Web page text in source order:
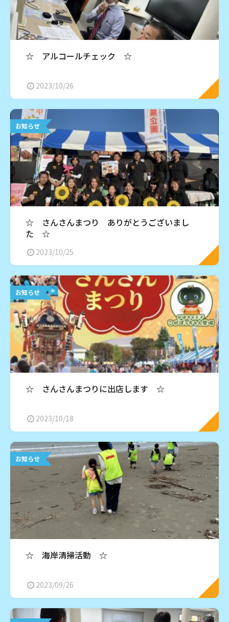
☆ アルコールチェック ☆
2023/10/26
お知らせ
☆ さんさんまつり ありがとうございまし
た ☆
2023/10/25
お知らせ
☆ さんさんまつりに出店します ☆
2023/10/18
お知らせ
☆ 海岸清掃活動 ☆
2023/09/26